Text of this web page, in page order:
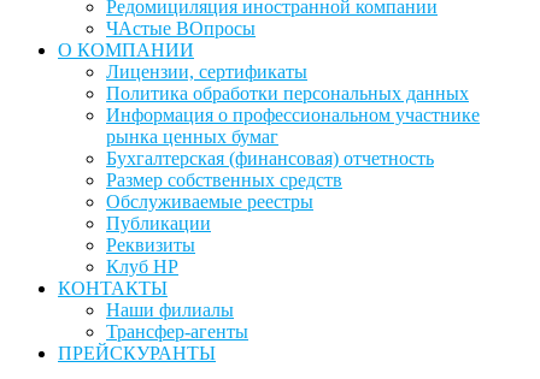
Редомициляция иностранной компании
ЧАстые ВОпросы
О КОМПАНИИ
Лицензии, сертификаты
Политика обработки персональных данных
Информация о профессиональном участнике
рынка ценных бумаг
Бухгалтерская (финансовая) отчетность
Размер собственных средств
Обслуживаемые реестры
Публикации
Реквизиты
Клуб НР
КОНТАКТЫ
Наши филиалы
Трансфер-агенты
ПРЕЙСКУРАНТЫ